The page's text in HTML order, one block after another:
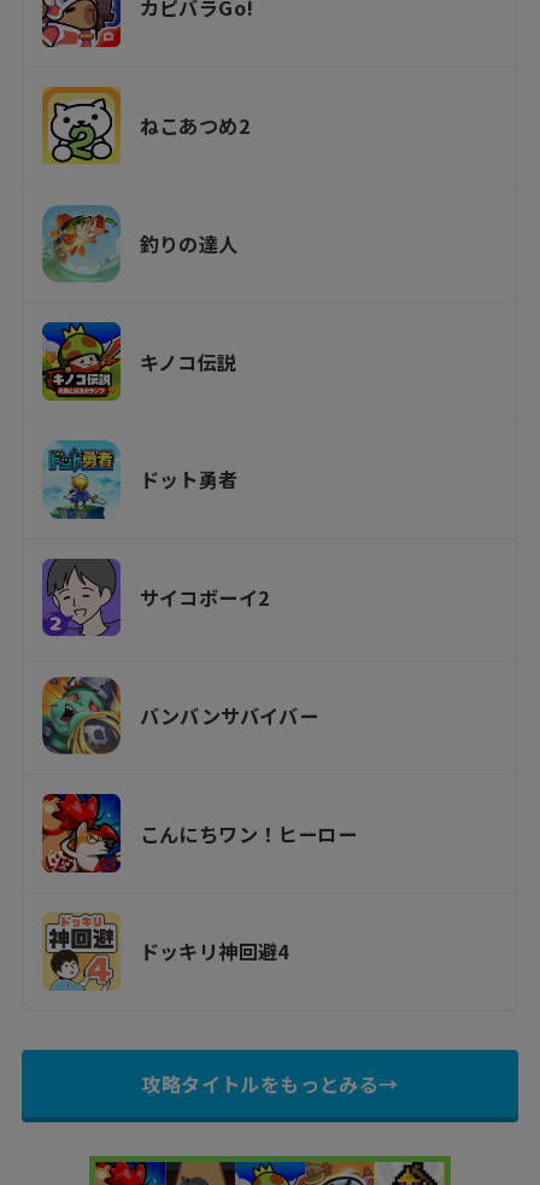
カピバラGo!
ねこあつめ2
釣りの達人
キノコ伝説
ドット勇者
サイコボーイ2
バンバンサバイバー
こんにちワン！ヒーロー
ドッキリ神回避4
攻略タイトルをもっとみる→